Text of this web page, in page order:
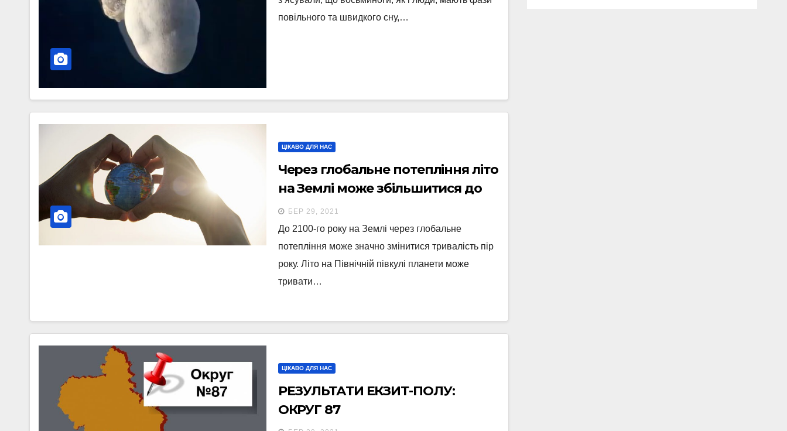
повільного та швидкого сну,…
ЦІКАВО ДЛЯ НАС
Через глобальне потепління літо
на Землі може збільшитися до
пів року – дослідження
БЕР 29, 2021
До 2100-го року на Землі через глобальне
потепління може значно змінитися тривалість пір
року. Літо на Північній півкулі планети може
тривати…
ЦІКАВО ДЛЯ НАС
РЕЗУЛЬТАТИ ЕКЗИТ-ПОЛУ:
ОКРУГ 87